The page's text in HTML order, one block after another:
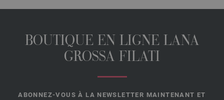
BOUTIQUE EN LIGNE LANA
GROSSA FILATI
ABONNEZ-VOUS À LA NEWSLETTER MAINTENANT ET